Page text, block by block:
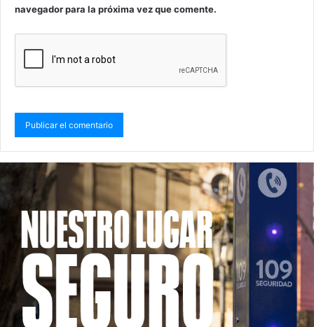
navegador para la próxima vez que comente.